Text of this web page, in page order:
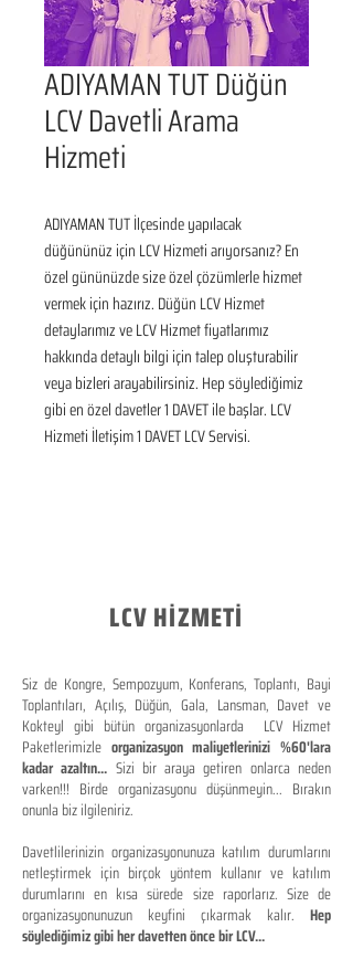
ADIYAMAN TUT Düğün
LCV Davetli Arama
Hizmeti
ADIYAMAN TUT İlçesinde yapılacak
düğününüz için LCV Hizmeti arıyorsanız? En
özel gününüzde size özel çözümlerle hizmet
vermek için hazırız. Düğün LCV Hizmet
detaylarımız ve LCV Hizmet fiyatlarımız
hakkında detaylı bilgi için talep oluşturabilir
veya bizleri arayabilirsiniz. Hep söylediğimiz
gibi en özel davetler 1 DAVET ile başlar. LCV
Hizmeti İletişim 1 DAVET LCV Servisi.
LCV HİZMETİ
Siz de Kongre, Sempozyum, Konferans, Toplantı, Bayi
Toplantıları, Açılış, Düğün, Gala, Lansman, Davet ve
Kokteyl gibi bütün organizasyonlarda LCV Hizmet
Paketlerimizle organizasyon maliyetlerinizi %60'lara
kadar azaltın... Sizi bir araya getiren onlarca neden
varken!!! Birde organizasyonu düşünmeyin... Bırakın
onunla biz ilgileniriz.
Davetlilerinizin organizasyonunuza katılım durumlarını
netleştirmek için birçok yöntem kullanır ve katılım
durumlarını en kısa sürede size raporlarız. Size de
organizasyonunuzun keyfini çıkarmak kalır. Hep
söylediğimiz gibi her davetten önce bir LCV...